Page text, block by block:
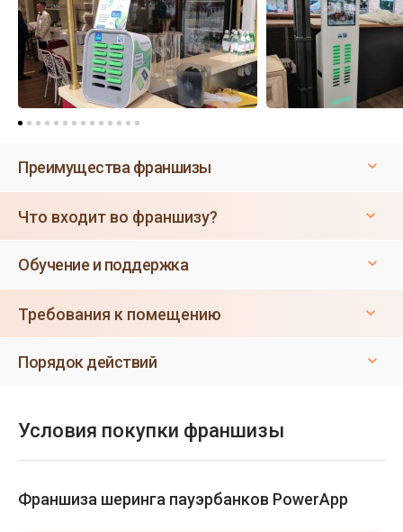
Преимущества франшизы
Что входит во франшизу?
Обучение и поддержка
Требования к помещению
Порядок действий
Условия покупки франшизы
Франшиза шеринга пауэрбанков PowerApp